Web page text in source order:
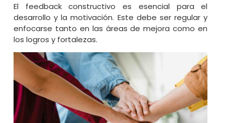
El feedback constructivo es esencial para el
desarrollo y la motivación. Este debe ser regular y
enfocarse tanto en las áreas de mejora como en
los logros y fortalezas.